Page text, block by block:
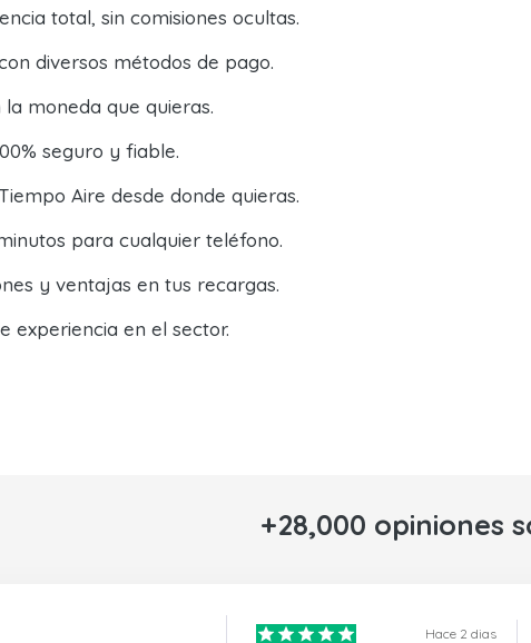
total, sin comisiones ocultas.
diversos métodos de pago.
la moneda que quieras.
seguro y fiable.
Aire desde donde quieras.
para cualquier teléfono.
y ventajas en tus recargas.
experiencia en el sector.
+28,000 opiniones
Hace 2 dias